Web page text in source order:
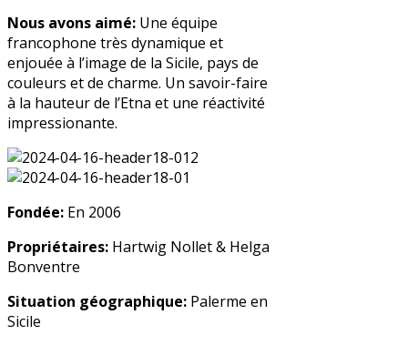
Nous avons aimé: Une équipe
francophone très dynamique et
enjouée à l’image de la Sicile, pays de
couleurs et de charme. Un savoir-faire
à la hauteur de l’Etna et une réactivité
impressionante.
Fondée: En 2006
Propriétaires: Hartwig Nollet & Helga
Bonventre
Situation géographique: Palerme en
Sicile